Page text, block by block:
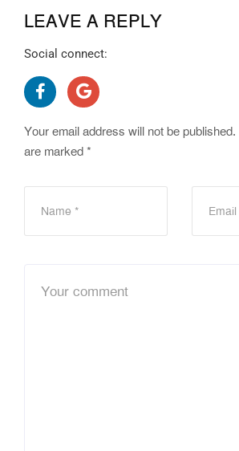
LEAVE A REPLY
Social connect:
Your email address will not be published.
are marked *